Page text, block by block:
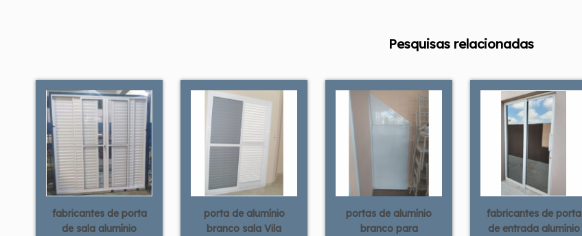
Pesquisas relacionadas
fabricantes de porta
de sala alumínio
porta de alumínio
branco sala Vila
portas de alumínio
branco para
fabricantes de porta
de entrada alumínio